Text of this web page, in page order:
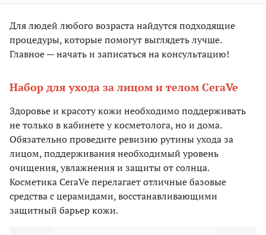
Для людей любого возраста найдутся подходящие
процедуры, которые помогут выглядеть лучше.
Главное — начать и записаться на консультацию!
Набор для ухода за лицом и телом CeraVe
Здоровье и красоту кожи необходимо поддерживать
не только в кабинете у косметолога, но и дома.
Обязательно проведите ревизию рутины ухода за
лицом, поддерживания необходимый уровень
очищения, увлажнения и защиты от солнца.
Косметика CeraVe перелагает отличные базовые
средства с церамидами, восстанавливающими
защитный барьер кожи.